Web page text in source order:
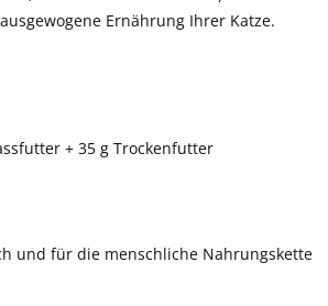
Ernährung Ihrer Katze.
+ 35 g Trockenfutter
und für die menschliche Nahrungskette